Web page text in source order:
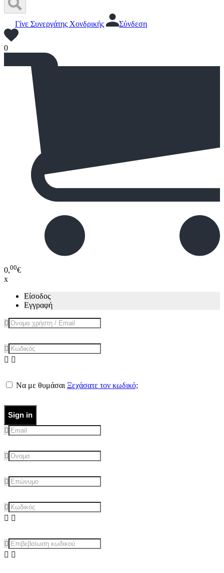
Γίνε Συνεργάτης Χονδρικής Σύνδεση
0
0,00€
x
Είσοδος
Εγγραφή
Να με θυμάσαι Ξεχάσατε τον κωδικό;
Sign in